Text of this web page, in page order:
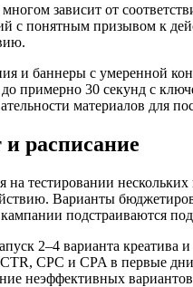
зависит от
с понятным призывом к
и баннеры с умеренной
примерно 30 секунд с
материалов для
расписание
на тестировании
Варианты
подстраиваются
2–4 варианта креатива
CPC и CPA в первые
неэффективных